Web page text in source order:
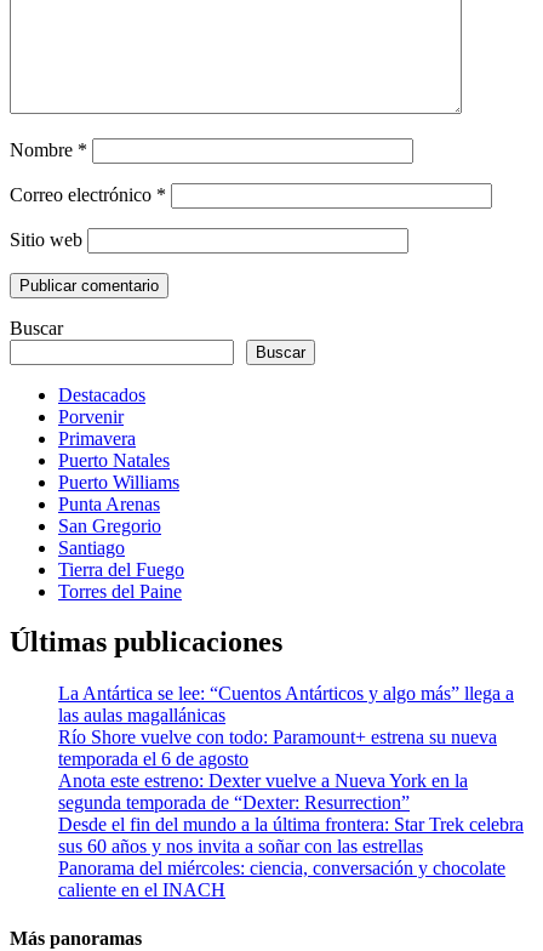
Nombre *
Correo electrónico *
Sitio web
Buscar
Buscar
Destacados
Porvenir
Primavera
Puerto Natales
Puerto Williams
Punta Arenas
San Gregorio
Santiago
Tierra del Fuego
Torres del Paine
Últimas publicaciones
La Antártica se lee: “Cuentos Antárticos y algo más” llega a
las aulas magallánicas
Río Shore vuelve con todo: Paramount+ estrena su nueva
temporada el 6 de agosto
Anota este estreno: Dexter vuelve a Nueva York en la
segunda temporada de “Dexter: Resurrection”
Desde el fin del mundo a la última frontera: Star Trek celebra
sus 60 años y nos invita a soñar con las estrellas
Panorama del miércoles: ciencia, conversación y chocolate
caliente en el INACH
Más panoramas